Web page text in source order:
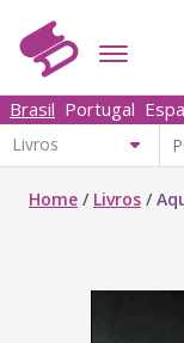
Brasil Portugal
Home / Livros /